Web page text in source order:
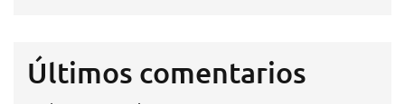
Últimos comentarios